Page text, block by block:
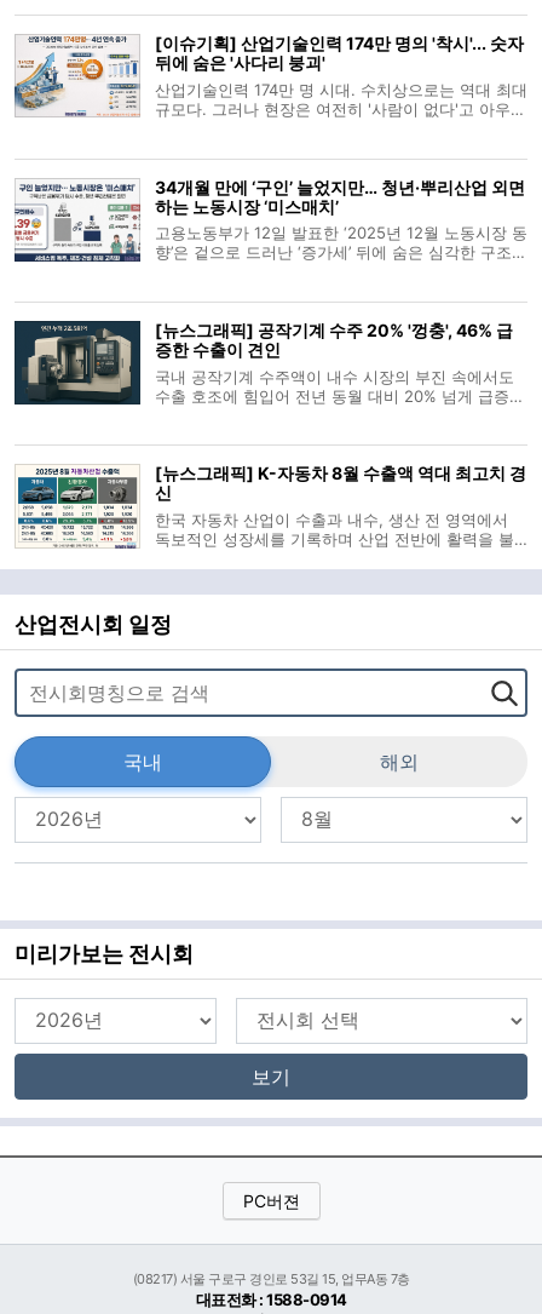
으로 일단 근로계약을 종료
[이슈기획] 산업기술인력 174만 명의 '착시'... 숫자
뒤에 숨은 '사다리 붕괴'
산업기술인력 174만 명 시대. 수치상으로는 역대 최대
규모다. 그러나 현장은 여전히 '사람이 없다'고 아우성
는 '성장통'이 감지되고 있
34개월 만에 ‘구인’ 늘었지만… 청년·뿌리산업 외면
하는 노동시장 ‘미스매치’
고용노동부가 12일 발표한 ‘2025년 12월 노동시장 동
향’은 겉으로 드러난 ‘증가세’ 뒤에 숨은 심각한 구조적
전히 ‘금융위기 수준’의 한
[뉴스그래픽] 공작기계 수주 20% '껑충', 46% 급
증한 수출이 견인
국내 공작기계 수주액이 내수 시장의 부진 속에서도
수출 호조에 힘입어 전년 동월 대비 20% 넘게 급증했
46.4% 급증한 덕분이다. 다
[뉴스그래픽] K-자동차 8월 수출액 역대 최고치 경
신
한국 자동차 산업이 수출과 내수, 생산 전 영역에서
독보적인 성장세를 기록하며 산업 전반에 활력을 불
간 성적표에 도달한 수준이다. 산업통상자원부 집계
에 따르면 8월 자동차 수출은 전년
산업전시회 일정
국내 해외
미리가보는 전시회
보기
PC버젼
(08217) 서울 구로구 경인로 53길 15, 업무A동 7층
대표전화 : 1588-0914